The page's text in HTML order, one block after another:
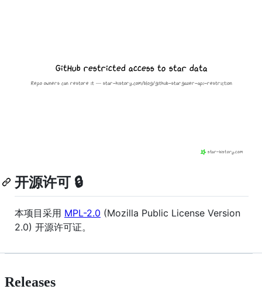
开源许可 🔒
本项目采用 MPL-2.0 (Mozilla Public License Version
2.0) 开源许可证。
Releases